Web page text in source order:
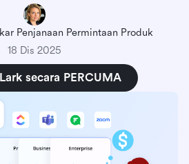
Penjanaan Permintaan Produk
18 Dis 2025
secara PERCUMA